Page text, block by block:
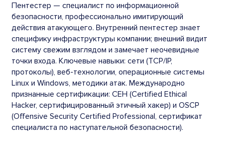
Пентестер — специалист по информационной
безопасности, профессионально имитирующий
действия атакующего. Внутренний пентестер знает
специфику инфраструктуры компании; внешний видит
систему свежим взглядом и замечает неочевидные
точки входа. Ключевые навыки: сети (TCP/IP,
протоколы), веб-технологии, операционные системы
Linux и Windows, методики атак. Международно
признанные сертификации: CEH (Certified Ethical
Hacker, сертифицированный этичный хакер) и OSCP
(Offensive Security Certified Professional, сертификат
специалиста по наступательной безопасности).